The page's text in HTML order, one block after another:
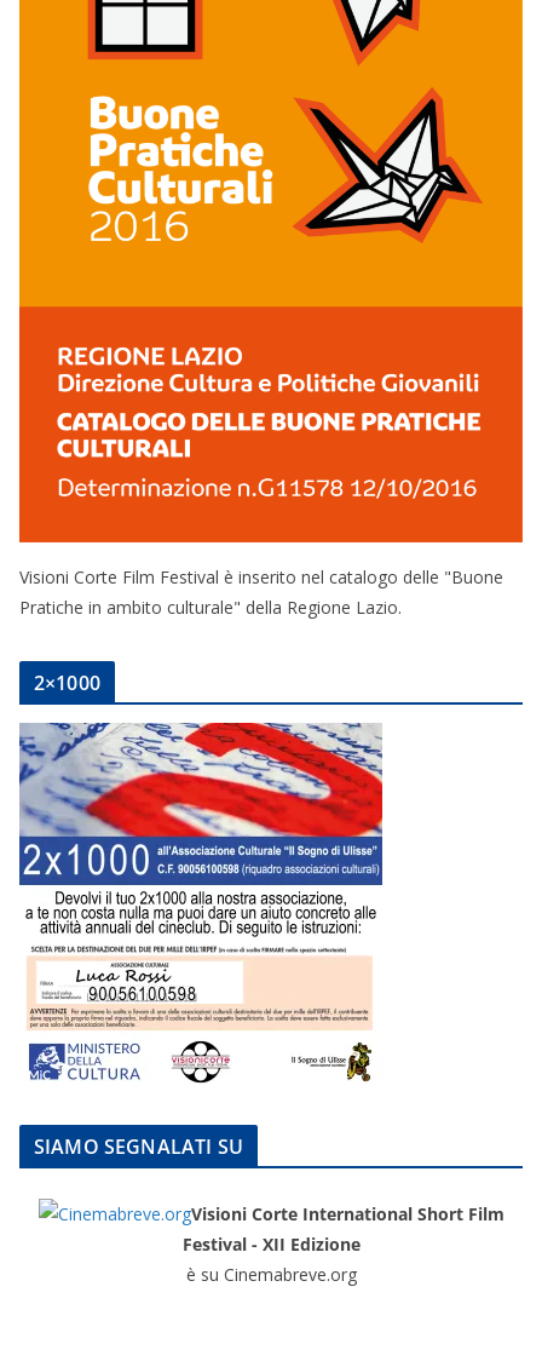
Visioni Corte Film Festival è inserito nel catalogo delle "Buone
Pratiche in ambito culturale" della Regione Lazio.
2×1000
SIAMO SEGNALATI SU
Visioni Corte International Short Film
Festival - XII Edizione
è su Cinemabreve.org